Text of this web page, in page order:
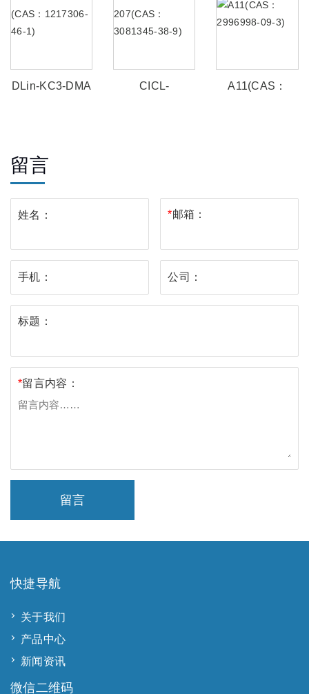
DLin-KC3-DMA
CICL-
A11(CAS：
留言
姓名： *邮箱：
手机： 公司：
标题：
*留言内容：
留言
快捷导航
关于我们
产品中心
新闻资讯
微信二维码